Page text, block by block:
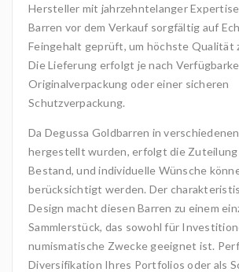
Hersteller mit jahrzehntelanger
Barren vor dem Verkauf sorgfältig auf
Feingehalt geprüft, um höchste Qualität
Die Lieferung erfolgt je nach
Originalverpackung oder einer sicheren
Schutzverpackung.
Da Degussa Goldbarren in
hergestellt wurden, erfolgt die Zuteilung
Bestand, und individuelle Wünsche
berücksichtigt werden. Der
Design macht diesen Barren zu einem
Sammlerstück, das sowohl für
numismatische Zwecke geeignet ist.
Diversifikation Ihres Portfolios oder als